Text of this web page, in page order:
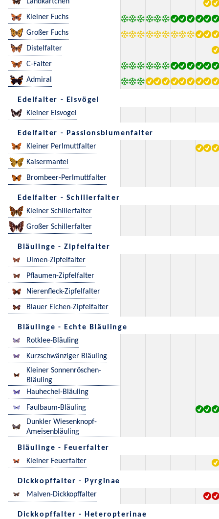
Kleiner Fuchs
Großer Fuchs
Distelfalter
C-Falter
Admiral
Edelfalter - Eisvögel
Kleiner Eisvogel
Edelfalter - Passionsblumenfalter
Kleiner Perlmuttfalter
Kaisermantel
Brombeer-Perlmuttfalter
Edelfalter - Schillerfalter
Kleiner Schillerfalter
Großer Schillerfalter
Bläulinge - Zipfelfalter
Ulmen-Zipfelfalter
Pflaumen-Zipfelfalter
Nierenfleck-Zipfelfalter
Blauer Eichen-Zipfelfalter
Bläulinge - Echte Bläulinge
Rotklee-Bläuling
Kurzschwänziger Bläuling
Kleiner Sonnenröschen-
Bläuling
Hauhechel-Bläuling
Faulbaum-Bläuling
Dunkler Wiesenknopf-
Ameisenbläuling
Bläulinge - Feuerfalter
Kleiner Feuerfalter
Dickkopffalter - Pyrginae
Malven-Dickkopffalter
Dickkopffalter - Heteropterinae